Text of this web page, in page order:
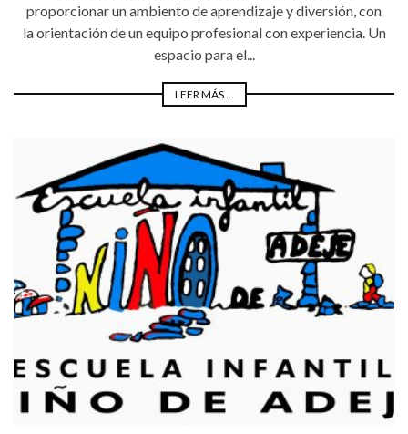
proporcionar un ambiento de aprendizaje y diversión, con
la orientación de un equipo profesional con experiencia. Un
espacio para el...
LEER MÁS ...